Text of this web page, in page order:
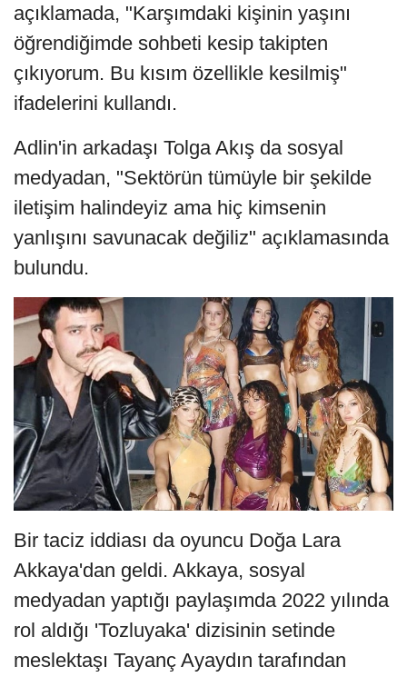
açıklamada, "Karşımdaki kişinin yaşını
öğrendiğimde sohbeti kesip takipten
çıkıyorum. Bu kısım özellikle kesilmiş"
ifadelerini kullandı.
Adlin'in arkadaşı Tolga Akış da sosyal
medyadan, "Sektörün tümüyle bir şekilde
iletişim halindeyiz ama hiç kimsenin
yanlışını savunacak değiliz" açıklamasında
bulundu.
Bir taciz iddiası da oyuncu Doğa Lara
Akkaya'dan geldi. Akkaya, sosyal
medyadan yaptığı paylaşımda 2022 yılında
rol aldığı 'Tozluyaka' dizisinin setinde
meslektaşı Tayanç Ayaydın tarafından